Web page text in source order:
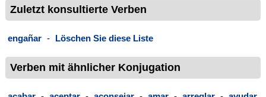
Zuletzt konsultierte Verben
engañar - Löschen Sie diese Liste
Verben mit ähnlicher Konjugation